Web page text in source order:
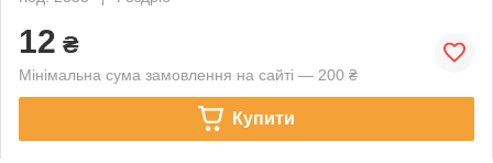
12 ₴
Мінімальна сума замовлення на сайті — 200 ₴
Купити